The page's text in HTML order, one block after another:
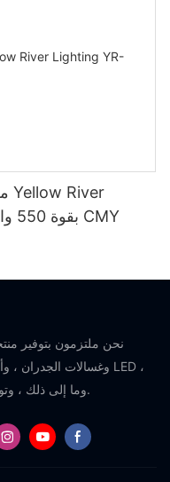
Lighting YR-660B بقوة 550 واط مع ألوان CMY
نحن ملتزمون بتوفير
وما إلى ذلك ، وتوفير خدمات مستقرة وخدمات عالية الجودة.